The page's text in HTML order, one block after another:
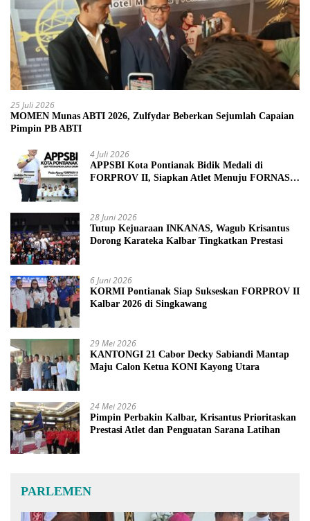
25 Juli 2026
MOMEN Munas ABTI 2026, Zulfydar Beberkan Sejumlah Capaian
Pimpin PB ABTI
4 Juli 2026
APPSBI Kota Pontianak Bidik Medali di
FORPROV II, Siapkan Atlet Menuju FORNAS
28 Juni 2026
Tutup Kejuaraan INKANAS, Wagub Krisantus
Dorong Karateka Kalbar Tingkatkan Prestasi
6 Juni 2026
KORMI Pontianak Siap Sukseskan FORPROV II
Kalbar 2026 di Singkawang
29 Mei 2026
KANTONGI 21 Cabor Decky Sabiandi Mantap
Maju Calon Ketua KONI Kayong Utara
24 Mei 2026
Pimpin Perbakin Kalbar, Krisantus Prioritaskan
Prestasi Atlet dan Penguatan Sarana Latihan
PARLEMEN